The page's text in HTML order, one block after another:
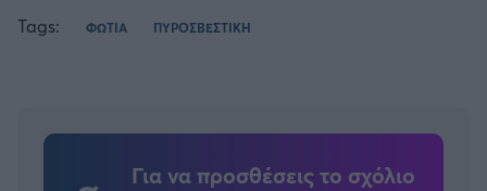
Tags: ΦΩΤΙΑ ΠΥΡΟΣΒΕΣΤΙΚΗ
Για να προσθέσεις το σχόλιο